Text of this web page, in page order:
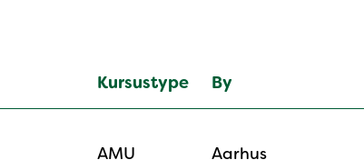
Kursustype By
AMU Aarhus